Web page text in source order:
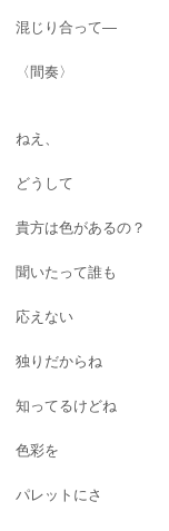
混じり合って―
〈間奏〉
ねえ、
どうして
貴方は色があるの？
聞いたって誰も
応えない
独りだからね
知ってるけどね
色彩を
パレットにさ